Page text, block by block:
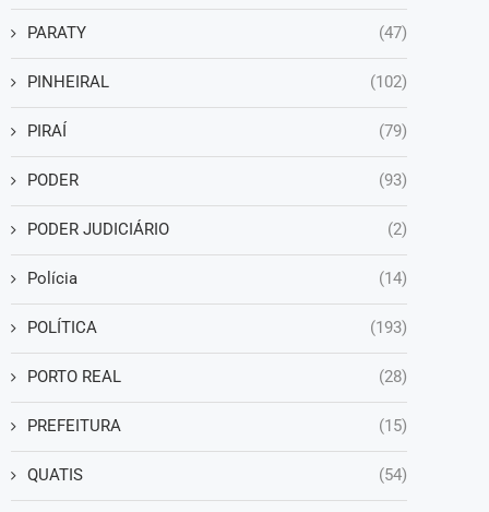
PARATY (47)
PINHEIRAL (102)
PIRAÍ (79)
PODER (93)
PODER JUDICIÁRIO (2)
Polícia (14)
POLÍTICA (193)
PORTO REAL (28)
PREFEITURA (15)
QUATIS (54)